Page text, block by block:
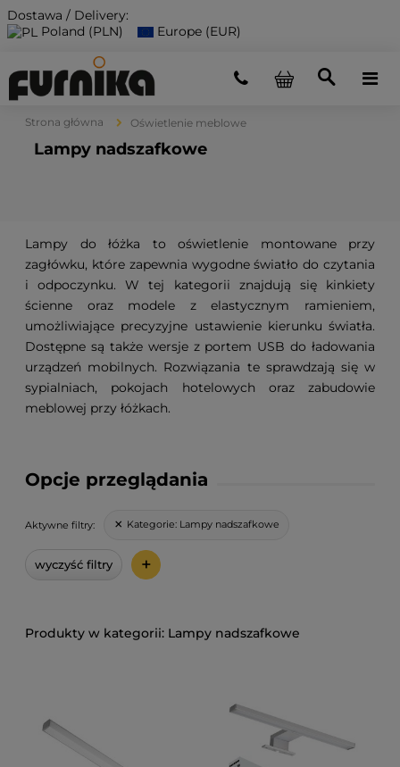
Dostawa / Delivery:
Poland (PLN)
Europe (EUR)
Strona główna Oświetlenie meblowe
Lampy nadszafkowe
Opcje przeglądania
Aktywne filtry: Kategorie: Lampy nadszafkowe
wyczyść filtry +
Lampy do łóżka to oświetlenie montowane przy
zagłówku, które zapewnia wygodne światło do czytania
i odpoczynku. W tej kategorii znajdują się kinkiety
ścienne oraz modele z elastycznym ramieniem,
umożliwiające precyzyjne ustawienie kierunku światła.
Dostępne są także wersje z portem USB do ładowania
urządzeń mobilnych. Rozwiązania te sprawdzają się w
sypialniach, pokojach hotelowych oraz zabudowie
meblowej przy łóżkach.
Lampy nadszafkowe